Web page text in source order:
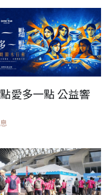
愛多一點 公益響